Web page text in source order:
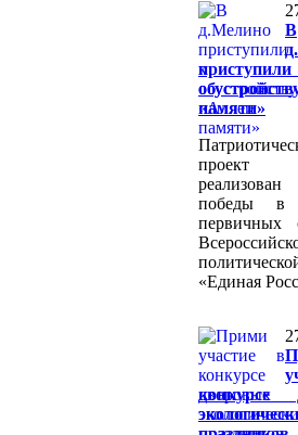
В
памяти»
проект
победы в
первичных
«Единая
конкурсе